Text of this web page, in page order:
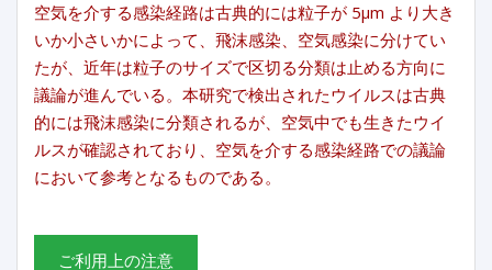
空気を介する感染経路は古典的には粒子が 5μm より大き
いか小さいかによって、飛沫感染、空気感染に分けてい
たが、近年は粒子のサイズで区切る分類は止める方向に
議論が進んでいる。本研究で検出されたウイルスは古典
的には飛沫感染に分類されるが、空気中でも生きたウイ
ルスが確認されており、空気を介する感染経路での議論
において参考となるものである。
ご利用上の注意